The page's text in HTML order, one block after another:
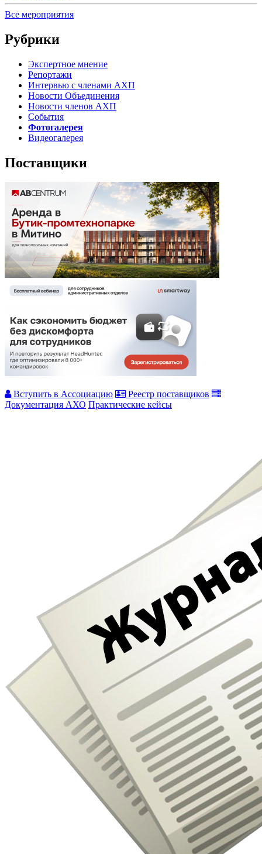
Все мероприятия
Рубрики
Экспертное мнение
Репортажи
Интервью с членами АХП
Новости Объединения
Новости членов АХП
События
Фотогалерея
Видеогалерея
Поставщики
Вступить в Ассоциацию
Реестр поставщиков
Документация АХО Практические кейсы